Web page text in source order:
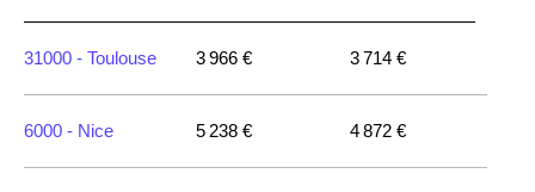
31000 - Toulouse 3 966 € 3 714 €
6000 - Nice 5 238 € 4 872 €